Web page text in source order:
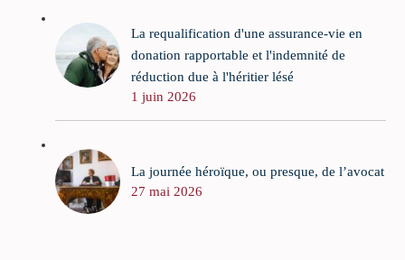
La requalification d'une assurance-vie en
donation rapportable et l'indemnité de
réduction due à l'héritier lésé
1 juin 2026
La journée héroïque, ou presque, de l’avocat
27 mai 2026